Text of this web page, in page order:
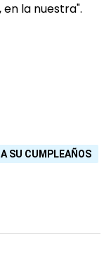
la nuestra".
SU CUMPLEAÑOS